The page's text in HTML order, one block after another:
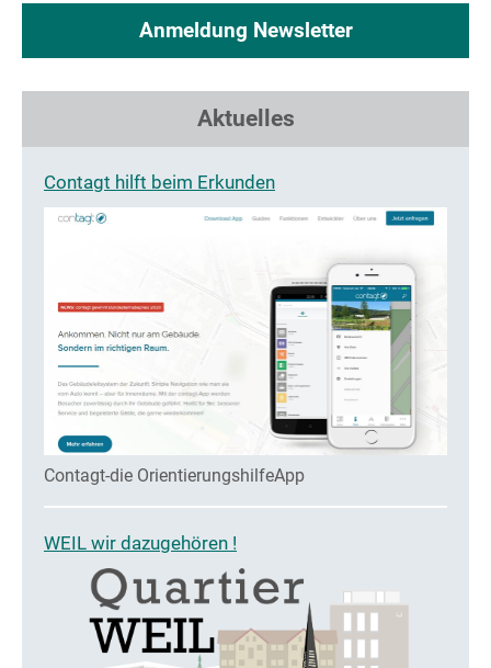
Anmeldung Newsletter
Aktuelles
Contagt hilft beim Erkunden
Contagt-die OrientierungshilfeApp
WEIL wir dazugehören !